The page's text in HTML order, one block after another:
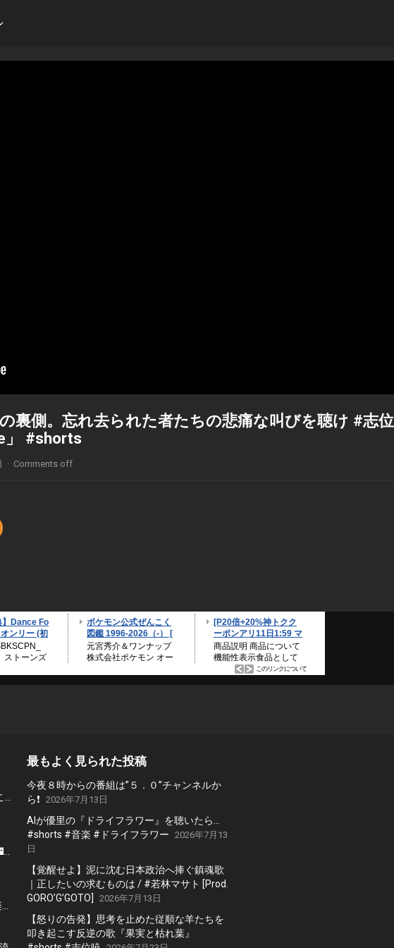
裏側。忘れ去られた者たちの悲痛な叫びを聴け #志位
」 #shorts
· Comments off
最もよく見られた投稿
今夜８時からの番組は”５．０”チャンネルか
ら❗️ 2026年7月13日
AIが優里の『ドライフラワー』を聴いたら…
#shorts #音楽 #ドライフラワー 2026年7月13
日
【覚醒せよ】泥に沈む日本政治へ捧ぐ鎮魂歌
｜正したいの求むものは / #若林マサト [Prod.
GORO’G’GOTO]
2026年7月13日
【怒りの告発】思考を止めた従順な羊たちを
叩き起こす反逆の歌『果実と枯れ葉』